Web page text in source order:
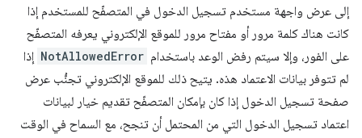
إلى عرض واجهة مستخدم تسجيل الدخول في المتصفّح للمستخدم إذا
كانت هناك كلمة مرور أو مفتاح مرور للموقع الإلكتروني يعرفه المتصفّح
على الفور، وإلا سيتم رفض الوعد باستخدام NotAllowedError إذا
لم تتوفر بيانات الاعتماد هذه. يتيح ذلك للموقع الإلكتروني تجنُّب عرض
صفحة تسجيل الدخول إذا كان بإمكان المتصفّح تقديم خيار لبيانات
اعتماد تسجيل الدخول التي من المحتمل أن تنجح، مع السماح في الوقت